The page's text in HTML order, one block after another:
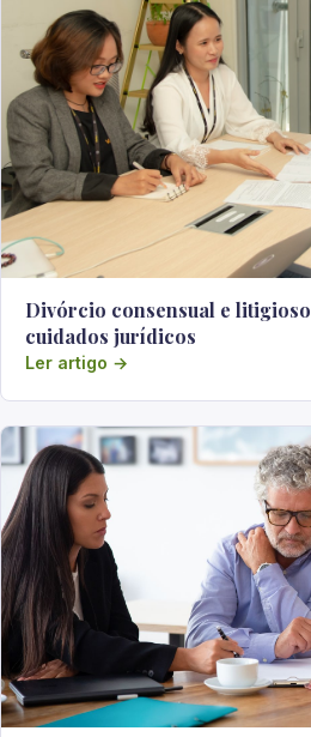
Divórcio consensual e
cuidados jurídicos
Ler artigo →